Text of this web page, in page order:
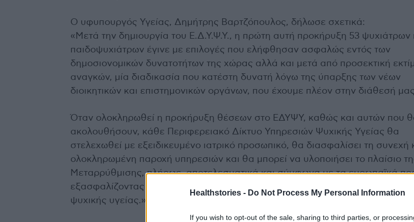
Healthstories - Do Not Process My Personal Information
If you wish to opt-out of the sale, sharing to third parties, or
Ο υφυπουργός Υγείας, Δημήτρης Βαρτζόπουλος, δήλωσε σχετικά:
«Μετά την δημιουργία του Ε.Δ.Υ.Ψ.Υ., η πρώτη αυτή προκήρυξη 53 ψυχιάτρων
παιδοψυχιάτρων έγινε με επιλογές που ελήφθησαν ασφαλώς εντός των
δημοσιονομικών δυνατοτήτων της χώρας αλλά και μετά από προσεκτική
αναγκών, μία διαδικασία που κατέστη δυνατή λόγω της ύπαρξης των νέων
διοικητικών και επιστημονικών οργάνων, που έχουμε πλέον στην διάθεσή
Όταν ολοκληρωθεί η προκήρυξη θέσεων στο ΕΔΥΨΥ, καθώς και αυτών που
ακολουθήσουν, κάθε Περιφερειακό Δίκτυο Υπηρεσιών Ψυχικής Υγείας θα
στελεχωθεί με εξειδικευμένο ιατρικό προσωπικό, θα διασφαλίσει τη συνεχή
ολοκληρωμένη παροχή υπηρεσιών και θα μπορεί να υλοποιήσει το πλαίσιο
Μεταρρύθμισης, πλήρως, αποτελεσματικά και σύμφωνα με τα ευρωπαϊκά
εξασφαλίζοντας ισότιμη πρόσβαση όλων των πολιτών σε ποιοτικές υπηρεσίες
ψυχικής υγείας.»